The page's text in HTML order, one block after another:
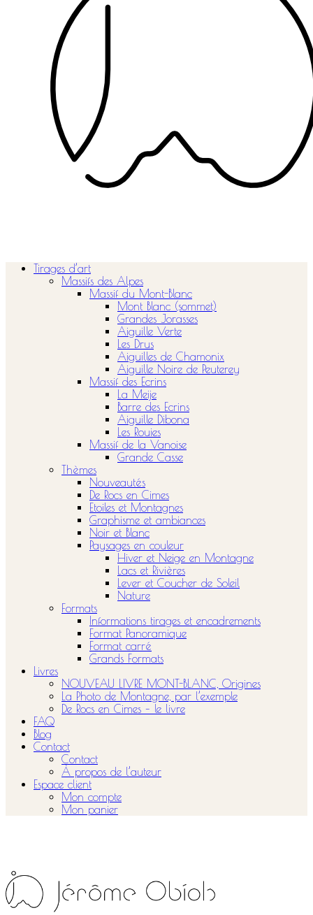
Tirages d’art
Massifs des Alpes
Massif du Mont-Blanc
Mont Blanc (sommet)
Grandes Jorasses
Aiguille Verte
Les Drus
Aiguilles de Chamonix
Aiguille Noire de Peuterey
Massif des Ecrins
La Meije
Barre des Ecrins
Aiguille Dibona
Les Rouies
Massif de la Vanoise
Grande Casse
Thèmes
Nouveautés
De Rocs en Cimes
Etoiles et Montagnes
Graphisme et ambiances
Noir et Blanc
Paysages en couleur
Hiver et Neige en Montagne
Lacs et Rivières
Lever et Coucher de Soleil
Nature
Formats
Informations tirages et encadrements
Format Panoramique
Format carré
Grands Formats
Livres
NOUVEAU LIVRE MONT-BLANC, Origines
La Photo de Montagne, par l’exemple
De Rocs en Cimes – le livre
FAQ
Blog
Contact
Contact
À propos de l’auteur
Espace client
Mon compte
Mon panier